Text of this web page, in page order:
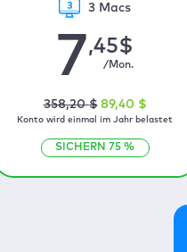
3 Macs
7,45$
/Mon.
358,20 $ 89,40 $
Konto wird einmal im Jahr belastet
SICHERN 75 %